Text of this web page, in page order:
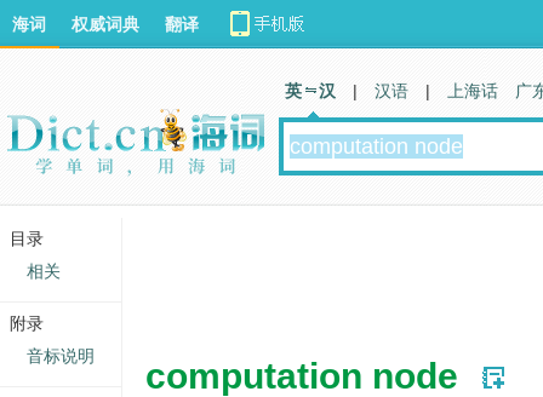
computation node
海词 权威词典 翻译
英 汉 | 汉语 | 上海话 广
目录
相关
附录
音标说明